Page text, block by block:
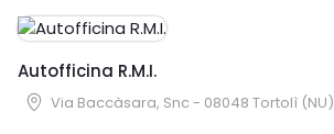
Autofficina R.M.I.
Via Baccàsara, Snc - 08048 Tortolì (NU)